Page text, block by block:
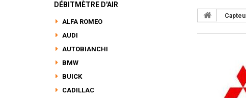
DÉBITMÈTRE D'AIR
ALFA ROMEO
AUDI
AUTOBIANCHI
BMW
BUICK
CADILLAC